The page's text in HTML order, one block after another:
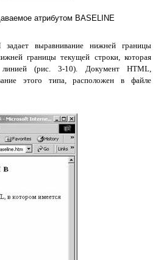
атрибутом BASELINE
задает выравнивание нижней границы
границы текущей строки, которая
линией (рис. 3-10). Документ HTML,
этого типа, расположен в файле